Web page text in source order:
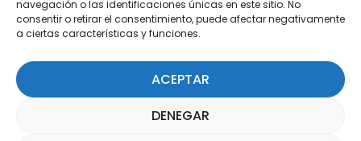
navegación o las identificaciones únicas en este sitio. No
consentir o retirar el consentimiento, puede afectar negativamente
a ciertas características y funciones.
ACEPTAR
DENEGAR
SUSCRÍBETE AQUÍ